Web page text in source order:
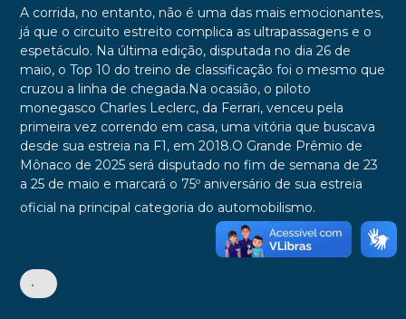
A corrida, no entanto, não é uma das mais emocionantes,
já que o circuito estreito complica as ultrapassagens e o
espetáculo. Na última edição, disputada no dia 26 de
maio, o Top 10 do treino de classificação foi o mesmo que
cruzou a linha de chegada.Na ocasião, o piloto
monegasco Charles Leclerc, da Ferrari, venceu pela
primeira vez correndo em casa, uma vitória que buscava
desde sua estreia na F1, em 2018.O Grande Prêmio de
Mônaco de 2025 será disputado no fim de semana de 23
a 25 de maio e marcará o 75º aniversário de sua estreia
oficial na principal categoria do automobilismo.
•